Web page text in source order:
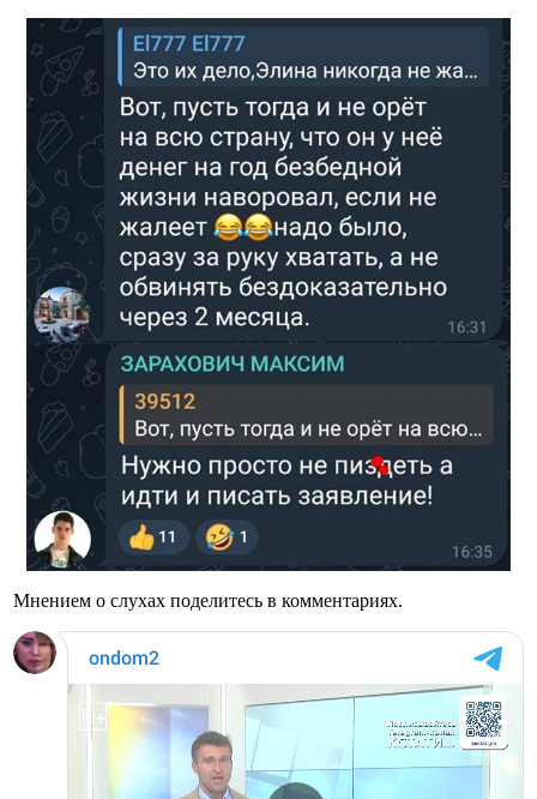
Мнением о слухах поделитесь в комментариях.